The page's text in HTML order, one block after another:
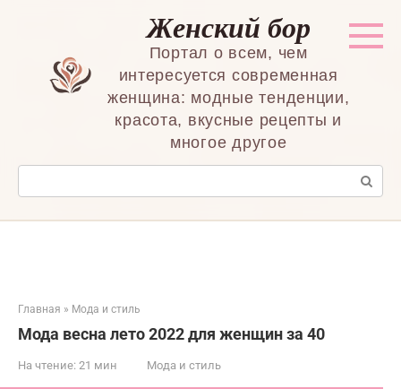
Женский бор
Портал о всем, чем
интересуется современная
женщина: модные тенденции,
красота, вкусные рецепты и
многое другое
Поиск:
Главная » Мода и стиль
Мода весна лето 2022 для женщин за 40
На чтение: 21 мин Мода и стиль